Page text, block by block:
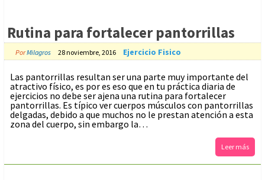
Rutina para fortalecer pantorrillas
PorMilagros 28 noviembre, 2016 Ejercicio Fisico
Las pantorrillas resultan ser una parte muy importante del
atractivo físico, es por es eso que en tu práctica diaria de
ejercicios no debe ser ajena una rutina para fortalecer
pantorrillas. Es típico ver cuerpos músculos con pantorrillas
delgadas, debido a que muchos no le prestan atención a esta
zona del cuerpo, sin embargo la…
Leer más